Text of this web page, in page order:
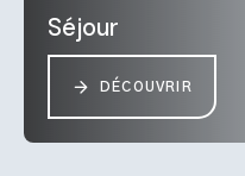
Séjour
DÉCOUVRIR